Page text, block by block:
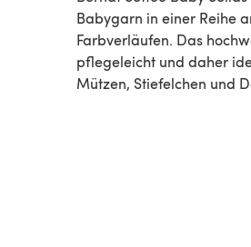
Babygarn in einer Reihe
Farbverläufen. Das
pflegeleicht und daher
Mützen, Stiefelchen und